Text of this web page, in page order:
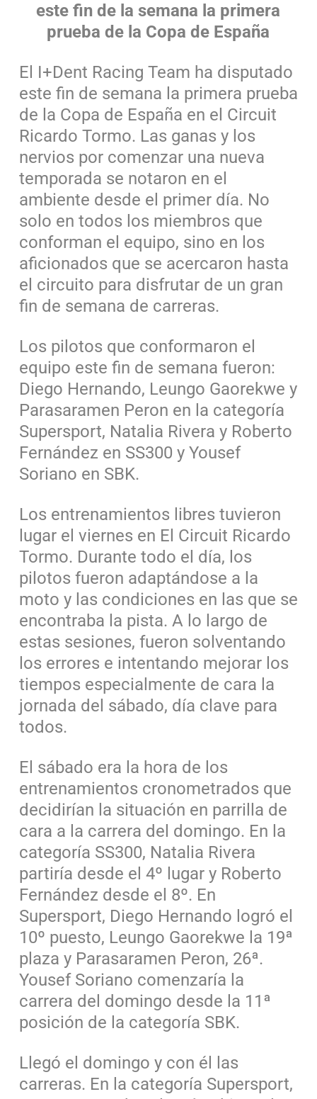
este fin de la semana la primera
prueba de la Copa de España
El I+Dent Racing Team ha disputado
este fin de semana la primera prueba
de la Copa de España en el Circuit
Ricardo Tormo. Las ganas y los
nervios por comenzar una nueva
temporada se notaron en el
ambiente desde el primer día. No
solo en todos los miembros que
conforman el equipo, sino en los
aficionados que se acercaron hasta
el circuito para disfrutar de un gran
fin de semana de carreras.
Los pilotos que conformaron el
equipo este fin de semana fueron:
Diego Hernando, Leungo Gaorekwe y
Parasaramen Peron en la categoría
Supersport, Natalia Rivera y Roberto
Fernández en SS300 y Yousef
Soriano en SBK.
Los entrenamientos libres tuvieron
lugar el viernes en El Circuit Ricardo
Tormo. Durante todo el día, los
pilotos fueron adaptándose a la
moto y las condiciones en las que se
encontraba la pista. A lo largo de
estas sesiones, fueron solventando
los errores e intentando mejorar los
tiempos especialmente de cara la
jornada del sábado, día clave para
todos.
El sábado era la hora de los
entrenamientos cronometrados que
decidirían la situación en parrilla de
cara a la carrera del domingo. En la
categoría SS300, Natalia Rivera
partiría desde el 4º lugar y Roberto
Fernández desde el 8º. En
Supersport, Diego Hernando logró el
10º puesto, Leungo Gaorekwe la 19ª
plaza y Parasaramen Peron, 26ª.
Yousef Soriano comenzaría la
carrera del domingo desde la 11ª
posición de la categoría SBK.
Llegó el domingo y con él las
carreras. En la categoría Supersport,